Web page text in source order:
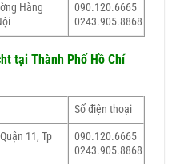
Hàng
090.120.6665
0243.905.8868
tại Thành Phố Hồ Chí
Số điện thoại
11, Tp
090.120.6665
0243.905.8868